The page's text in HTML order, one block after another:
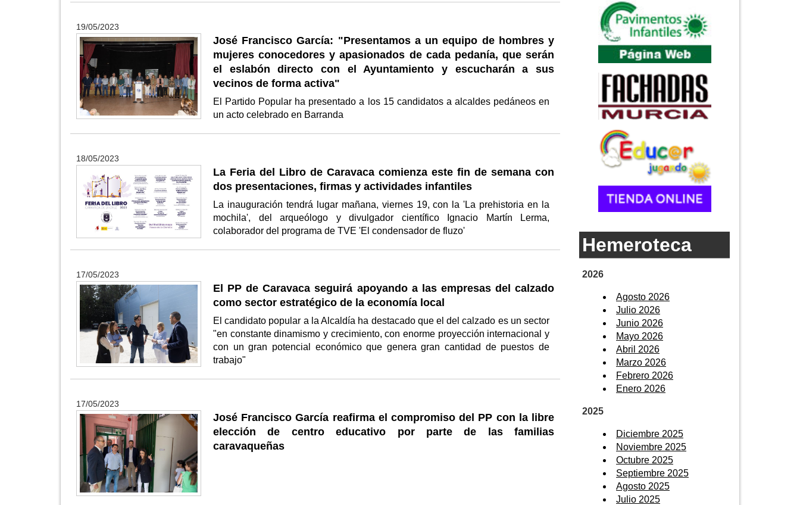
19/05/2023
José Francisco García: "Presentamos a un equipo de hombres y
mujeres conocedores y apasionados de cada pedanía, que serán
el eslabón directo con el Ayuntamiento y escucharán a sus
vecinos de forma activa"
El Partido Popular ha presentado a los 15 candidatos a alcaldes pedáneos en
un acto celebrado en Barranda
18/05/2023
La Feria del Libro de Caravaca comienza este fin de semana con
dos presentaciones, firmas y actividades infantiles
La inauguración tendrá lugar mañana, viernes 19, con la 'La prehistoria en la
mochila', del arqueólogo y divulgador científico Ignacio Martín Lerma,
colaborador del programa de TVE 'El condensador de fluzo'
17/05/2023
El PP de Caravaca seguirá apoyando a las empresas del calzado
como sector estratégico de la economía local
El candidato popular a la Alcaldía ha destacado que el del calzado es un sector
"en constante dinamismo y crecimiento, con enorme proyección internacional y
con un gran potencial económico que genera gran cantidad de puestos de
trabajo"
17/05/2023
José Francisco García reafirma el compromiso del PP con la libre
elección de centro educativo por parte de las familias
caravaqueñas
Hemeroteca
2026
Agosto 2026
Julio 2026
Junio 2026
Mayo 2026
Abril 2026
Marzo 2026
Febrero 2026
Enero 2026
2025
Diciembre 2025
Noviembre 2025
Octubre 2025
Septiembre 2025
Agosto 2025
Julio 2025